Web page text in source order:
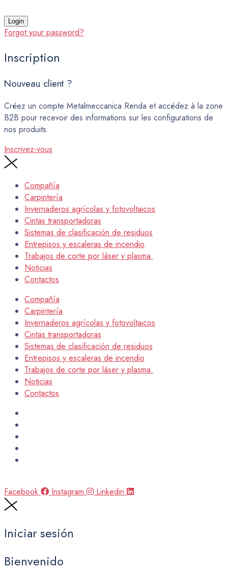
Forgot your password?
Inscription
Nouveau client ?
Créez un compte Metalmeccanica Renda et accédez à la zone
B2B pour recevoir des informations sur les configurations de
nos produits.
Inscrivez-vous
Compañía
Carpintería
Invernaderos agrícolas y fotovoltaicos
Cintas transportadoras
Sistemas de clasificación de residuos
Entrepisos y escaleras de incendio
Trabajos de corte por láser y plasma.
Noticias
Contactos
Compañía
Carpintería
Invernaderos agrícolas y fotovoltaicos
Cintas transportadoras
Sistemas de clasificación de residuos
Entrepisos y escaleras de incendio
Trabajos de corte por láser y plasma.
Noticias
Contactos
Facebook Instagram Linkedin
Iniciar sesión
Bienvenido